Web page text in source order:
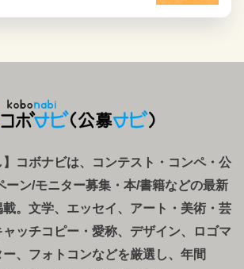
】コボナビは、コンテスト・コンペ・ 公
ーン/モニター募集・本/書籍などの最新
。文学、エッセイ、アート・美術・芸
ッチコピー・愛称、デザイン、ロゴマ
、フォトコンなどを厳選し、年間